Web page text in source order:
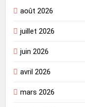
août 2026
juillet 2026
juin 2026
avril 2026
mars 2026